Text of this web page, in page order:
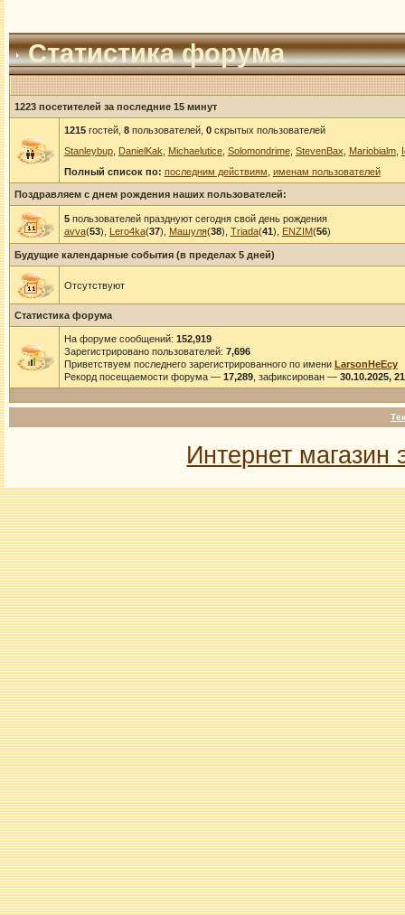
Статистика форума
1223 посетителей за последние 15 минут
1215гостей, 8пользователей, 0скрытых пользователей
Stanleybup, DanielKak Michaelutice, Solomondrime, StevenBax Mariobialm,
Полный список по: последним действиям именам пользователей
Поздравляем с днем рождения наших пользователей:
5пользователей празднуют сегодня свой день рождения
avva(53), Lero4ka(37), Машуля(38), Triada(41), ENZIM(56)
Будущие календарные события (в пределах 5 дней)
Отсутствуют
Статистика форума
На форуме сообщений: 152,919
Зарегистрировано пользователей: 7,696
Приветствуем последнего зарегистрированного по имени LarsonHeEcy
Рекорд посещаемости форума — 17,289, зафиксирован — 30.10.2025,
Интернет